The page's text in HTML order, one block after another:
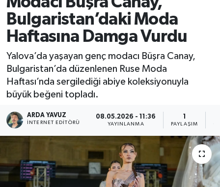
Bulgaristan’daki Moda
Haftasına Damga Vurdu
Yalova’da yaşayan genç modacı Büşra Canay,
Bulgaristan’da düzenlenen Ruse Moda
Haftası’nda sergilediği abiye koleksiyonuyla
büyük beğeni topladı.
ARDA YAVUZ
İNTERNET EDITÖRÜ
08.05.2026 - 11:36
YAYINLANMA
1
PAYLAŞIM
ASAYİŞ
SPOR
ULUSAL
İLÇELERİMİZ
Son Dakika Haberleri